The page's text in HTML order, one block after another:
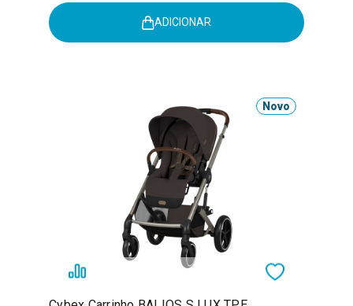
ADICIONAR
Novo